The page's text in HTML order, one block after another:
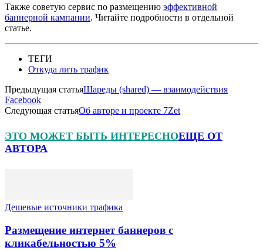
Также советую сервис по размещению эффективной
баннерной кампании. Читайте подробности в отдельной
статье.
ТЕГИ
Откуда лить трафик
Предыдущая статьяШареды (shared) — взаимодействия
Facebook
Следующая статьяОб авторе и проекте 7Zet
ЭТО МОЖЕТ БЫТЬ ИНТЕРЕСНОЕЩЕ ОТ
АВТОРА
Дешевые источники трафика
Размещение интернет баннеров с
кликабельностью 5%